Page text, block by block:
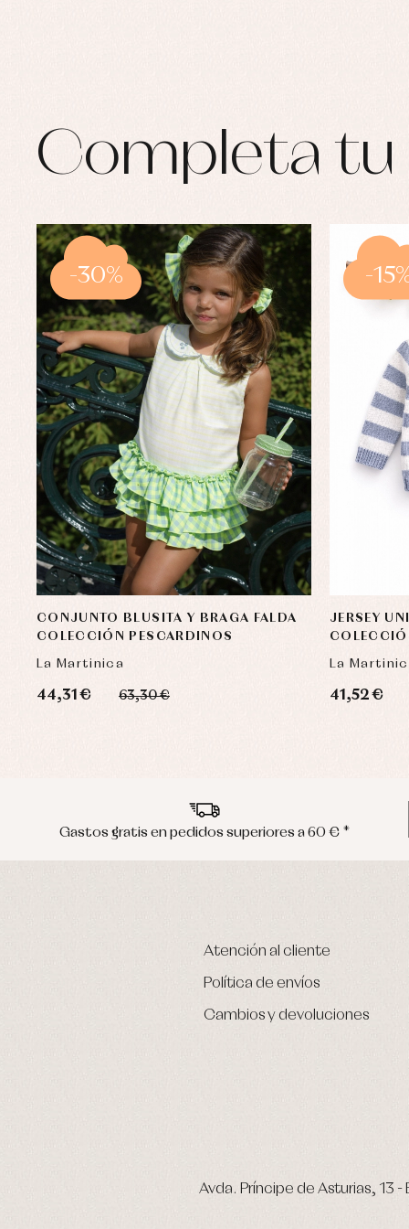
Completa tu
CONJUNTO BLUSITA Y BRAGA FALDA
COLECCIÓN PESCARDINOS
La Martinica
44,31 € 63,30 €
-30%
JERSEY
La
41,52 €
-
Gastos gratis en pedidos superiores a 60 € *
Atención al cliente
Política de envíos
Cambios y devoluciones
Avda. Príncipe de Asturias, 13 -